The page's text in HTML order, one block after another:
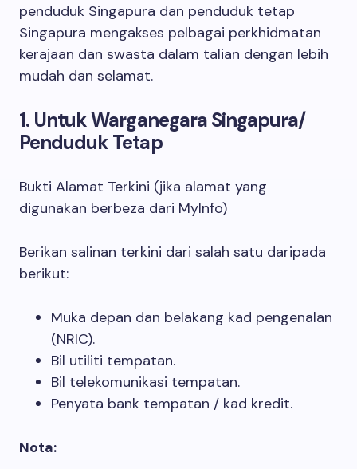
penduduk Singapura dan penduduk tetap
Singapura mengakses pelbagai perkhidmatan
kerajaan dan swasta dalam talian dengan lebih
mudah dan selamat.
1. Untuk Warganegara Singapura/
Penduduk Tetap
Bukti Alamat Terkini (jika alamat yang
digunakan berbeza dari MyInfo)
Berikan salinan terkini dari salah satu daripada
berikut:
Muka depan dan belakang kad pengenalan
(NRIC).
Bil utiliti tempatan.
Bil telekomunikasi tempatan.
Penyata bank tempatan / kad kredit.
Nota: